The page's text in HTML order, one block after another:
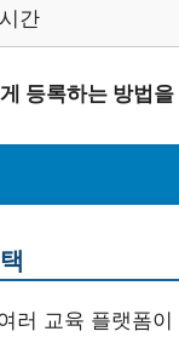
간
등록하는 방법
러 교육 플랫폼